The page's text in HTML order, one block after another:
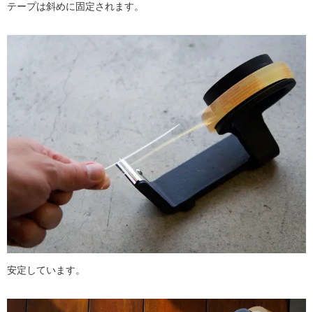
テープは斜めに固定されます。
安定しています。